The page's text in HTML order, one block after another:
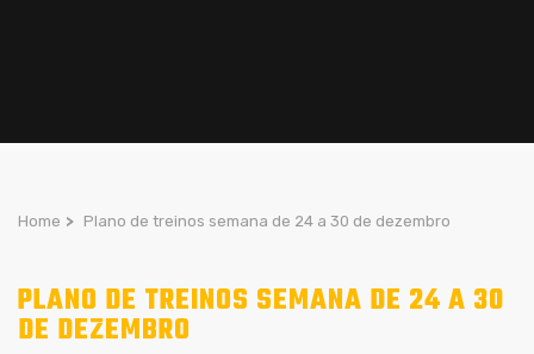
Home > Plano de treinos semana de 24 a 30 de dezembro
PLANO DE TREINOS SEMANA DE 24 A 30
DE DEZEMBRO